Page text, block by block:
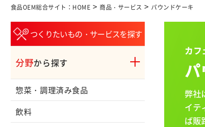
食品OEM総合サイト：HOME > 商品・サービス > パウンドケーキ
つくりたいもの・サービスを探す
分野から探す
惣菜・調理済み食品
飲料
カ
弊社
イテ
ば販